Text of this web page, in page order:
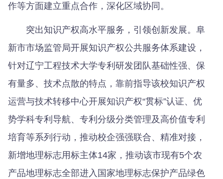
作等方面建立重点合作，深化区域协同。
突出知识产权高水平服务，引领创新发展。阜
新市市场监管局开展知识产权公共服务体系建设，
针对辽宁工程技术大学专利研发团队基础性强、保
有量多、技术点散的特点，靠前指导该校知识产权
运营与技术转移中心开展知识产权“贯标”认证、优
势学科专利导航、专利分级分类管理及高价值专利
培育等系列行动，推动校企强强联合、精准对接，
新增地理标志用标主体14家，推动该市现有5个农
产品地理标志全部进入国家地理标志保护产品绿色